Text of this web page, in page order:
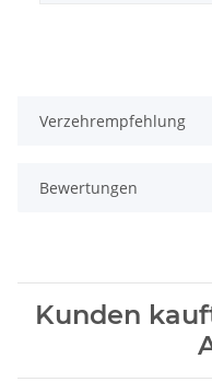
Verzehrempfehlung
Bewertungen
Kunden